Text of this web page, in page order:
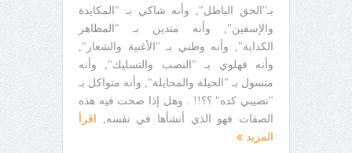
بـ"الحق الباطل", وأنه شاكي بـ "المكايدة
والإسفين", وأنه متدين بـ "المظاهر
الكدابة", وأنه وطني بـ "الأغنية والشعار",
وأنه فهلوي بـ "النصب والتسليك", وأنه
متسول بـ "الحيلة والمحايلة", وأنه متواكل بـ
"نصيبي كده" ؟؟!! . وهل إذا صحت فيه هذه
الصفات فهو الذي أنشأها في نفسه,
اقرأ
المزيد